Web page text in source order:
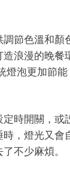
節色溫和顏
浪漫的晚餐
燈泡更加節
時開關，或
，燈光又會
不少麻煩。